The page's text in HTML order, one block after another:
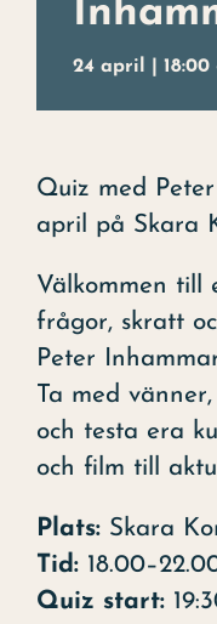
Om hotellet
24 april | 18:00
Quiz med
april på Skara
Välkommen till
frågor, skratt
Peter
Ta med
och testa era
och film till
Plats: Skara
Tid:
Quiz start: